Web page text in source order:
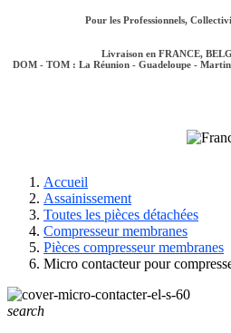
Pour les Professionnels,
Livraison en FRANCE,
DOM - TOM : La Réunion - Guadeloupe -
Accueil
Assainissement
Toutes les pièces détachées
Compresseur membranes
Pièces compresseur membranes
Micro contacteur pour
search